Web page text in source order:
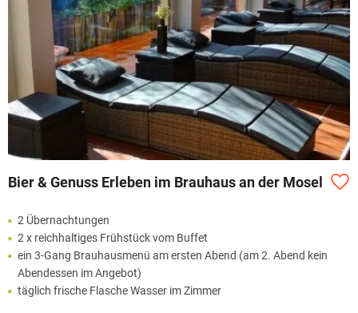
Bier & Genuss Erleben im Brauhaus an der Mosel
2 Übernachtungen
2 x reichhaltiges Frühstück vom Buffet
ein 3-Gang Brauhausmenü am ersten Abend (am 2. Abend kein
Abendessen im Angebot)
täglich frische Flasche Wasser im Zimmer